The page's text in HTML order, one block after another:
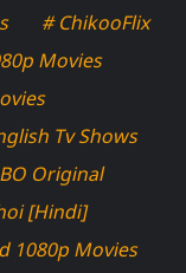
# ChikooFlix
Movies
Tv Shows
Original
[Hindi]
1080p Movies